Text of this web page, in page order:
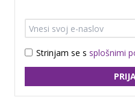
Strinjam se s splošnimi